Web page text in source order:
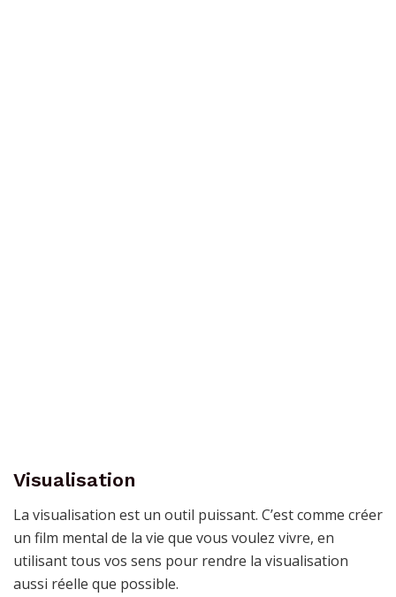
Visualisation
La visualisation est un outil puissant. C’est comme créer
un film mental de la vie que vous voulez vivre, en
utilisant tous vos sens pour rendre la visualisation
aussi réelle que possible.